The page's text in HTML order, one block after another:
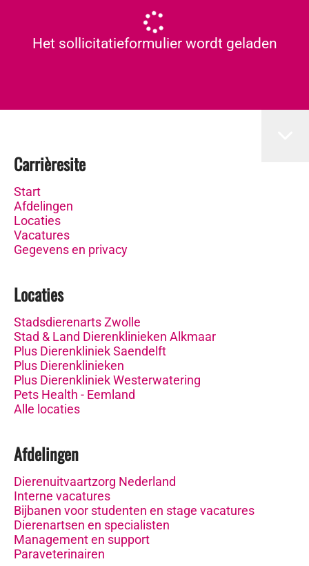
Het sollicitatieformulier wordt geladen
Carrièresite
Start
Afdelingen
Locaties
Vacatures
Gegevens en privacy
Locaties
Stadsdierenarts Zwolle
Stad & Land Dierenklinieken Alkmaar
Plus Dierenkliniek Saendelft
Plus Dierenklinieken
Plus Dierenkliniek Westerwatering
Pets Health - Eemland
Alle locaties
Afdelingen
Dierenuitvaartzorg Nederland
Interne vacatures
Bijbanen voor studenten en stage vacatures
Dierenartsen en specialisten
Management en support
Paraveterinairen